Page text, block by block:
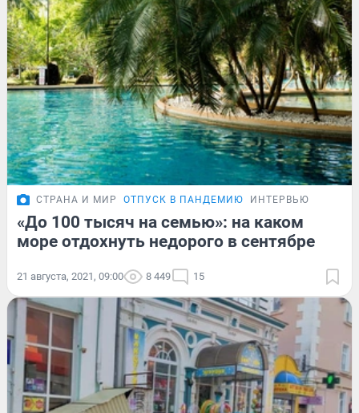
СТРАНА И МИР ОТПУСК В ПАНДЕМИЮ ИНТЕРВЬЮ
«До 100 тысяч на семью»: на каком
море отдохнуть недорого в сентябре
21 августа, 2021, 09:00 8 449 15